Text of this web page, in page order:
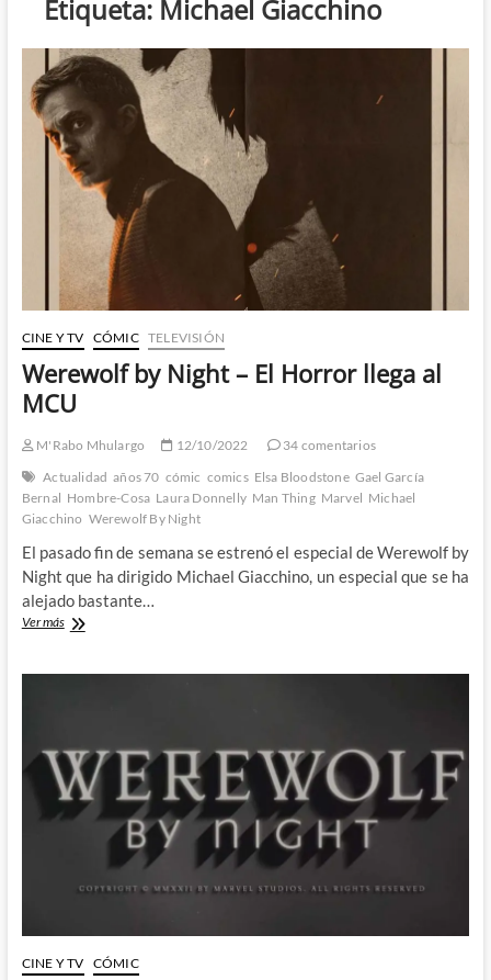
Etiqueta: Michael Giacchino
CINE Y TV CÓMIC TELEVISIÓN
Werewolf by Night – El Horror llega al
MCU
M'Rabo Mhulargo 12/10/2022
34 comentarios
Actualidad años 70 cómic comics Elsa Bloodstone Gael García
Bernal Hombre-Cosa Laura Donnelly Man Thing Marvel Michael
Giacchino Werewolf By Night
El pasado fin de semana se estrenó el especial de Werewolf by
Night que ha dirigido Michael Giacchino, un especial que se ha
alejado bastante…
Ver másWerewolf
al
MCU
CINE Y TV CÓMIC